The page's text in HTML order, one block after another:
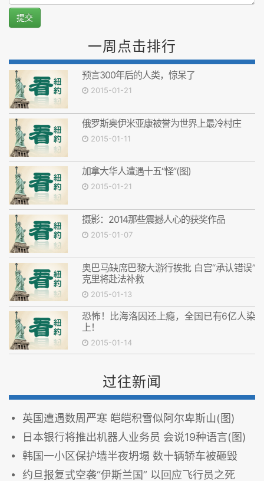
提交
一周点击排行
预言300年后的人类，惊呆了
2015-01-21
俄罗斯奥伊米亚康被誉为世界上最冷村庄
2015-01-11
加拿大华人遭遇十五“怪”(图)
2015-01-21
摄影：2014那些震撼人心的获奖作品
2015-01-07
奥巴马缺席巴黎大游行挨批 白宫“承认错误”
克里将赴法补救
2015-01-13
恐怖！比海洛因还上瘾，全国已有6亿人染
上！
2015-01-14
过往新闻
英国遭遇数周严寒 皑皑积雪似阿尔卑斯山(图)
日本银行将推出机器人业务员 会说19种语言(图)
韩国一小区保护墙半夜坍塌 数十辆轿车被砸毁
约旦报复式空袭“伊斯兰国” 以回应飞行员之死